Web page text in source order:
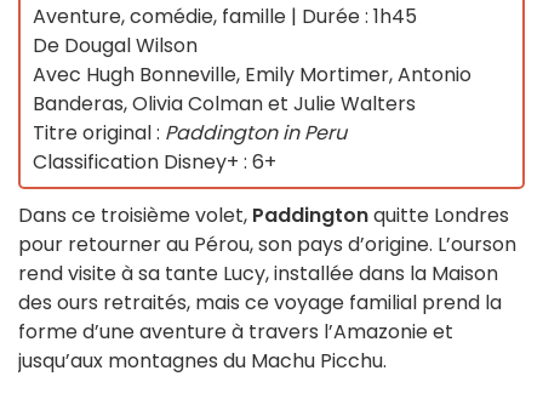
Aventure, comédie, famille | Durée : 1h45
De Dougal Wilson
Avec Hugh Bonneville, Emily Mortimer, Antonio
Banderas, Olivia Colman et Julie Walters
Titre original : Paddington in Peru
Classification Disney+ : 6+
Dans ce troisième volet, Paddingtonquitte Londres
pour retourner au Pérou, son pays d’origine. L’ourson
rend visite à sa tante Lucy, installée dans la Maison
des ours retraités, mais ce voyage familial prend la
forme d’une aventure à travers l’Amazonie et
jusqu’aux montagnes du Machu Picchu.